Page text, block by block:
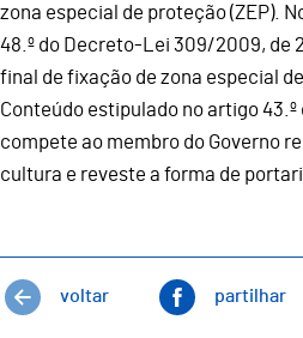
zona especial de proteção (ZEP).
48.º do Decreto-Lei 309/2009, de
final de fixação de zona especial
Conteúdo estipulado no artigo
compete ao membro do Governo
cultura e reveste a forma de
voltar partilhar